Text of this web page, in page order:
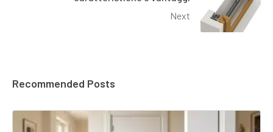
Next
Recommended Posts